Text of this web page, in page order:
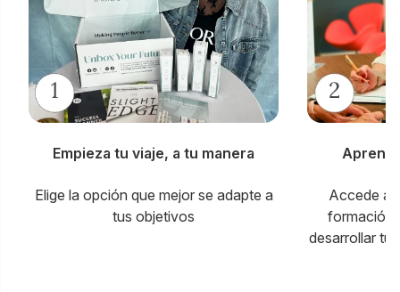
Empieza tu viaje, a tu manera
Elige la opción que mejor se adapte a
tus objetivos
Accede a
formación
desarrollar tu